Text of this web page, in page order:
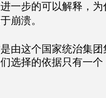
一步的可以解释，
崩溃。
由这个国家统治集
选择的依据只有一